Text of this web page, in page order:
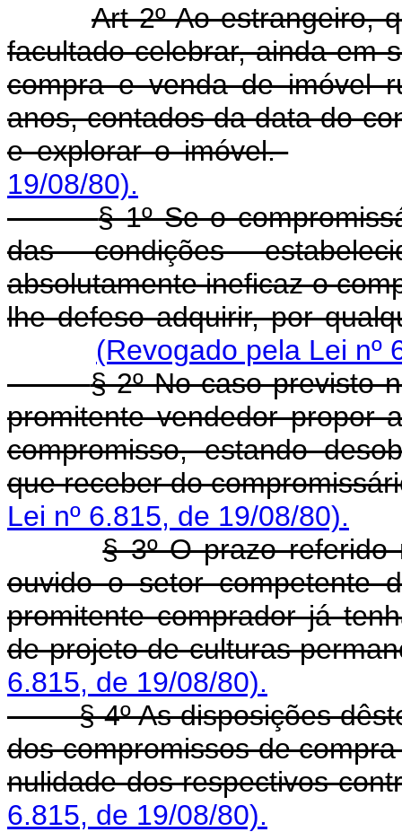
Art 2º Ao estrangeiro,
facultado celebrar, ainda em
compra e venda de imóvel
anos, contados da data do
e explorar o imóvel.
19/08/80).
§ 1º Se o
das condições
absolutamente ineficaz o
lhe defeso adquirir, por
(Revogado pela Lei nº
§ 2º No caso previsto
promitente vendedor propor
compromisso, estando
que receber do
Lei nº 6.815, de 19/08/80).
§ 3º O prazo referido
ouvido o setor competente
promitente comprador já
de projeto de culturas
6.815, de 19/08/80).
§ 4º As disposições
dos compromissos de
nulidade dos respectivos
6.815, de 19/08/80).